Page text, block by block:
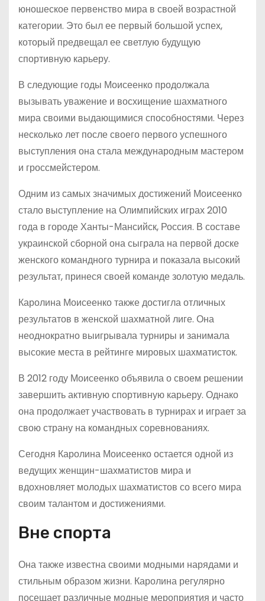
юношеское первенство мира в своей возрастной
категории. Это был ее первый большой успех,
который предвещал ее светлую будущую
спортивную карьеру.
В следующие годы Моисеенко продолжала
вызывать уважение и восхищение шахматного
мира своими выдающимися способностями. Через
несколько лет после своего первого успешного
выступления она стала международным мастером
и гроссмейстером.
Одним из самых значимых достижений Моисеенко
стало выступление на Олимпийских играх 2010
года в городе Ханты-Мансийск, Россия. В составе
украинской сборной она сыграла на первой доске
женского командного турнира и показала высокий
результат, принеся своей команде золотую медаль.
Каролина Моисеенко также достигла отличных
результатов в женской шахматной лиге. Она
неоднократно выигрывала турниры и занимала
высокие места в рейтинге мировых шахматисток.
В 2012 году Моисеенко объявила о своем решении
завершить активную спортивную карьеру. Однако
она продолжает участвовать в турнирах и играет за
свою страну на командных соревнованиях.
Сегодня Каролина Моисеенко остается одной из
ведущих женщин-шахматистов мира и
вдохновляет молодых шахматистов со всего мира
своим талантом и достижениями.
Вне спорта
Она также известна своими модными нарядами и
стильным образом жизни. Каролина регулярно
посещает различные модные мероприятия и часто